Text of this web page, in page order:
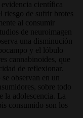
evidencia científica
riesgo de sufrir brotes
al consumir
de neuroimagen
una disminución
y el lóbulo
cannabinoides, que
de reflexionar.
observan en un
sobre todo
la adolescencia. La
consumido son los